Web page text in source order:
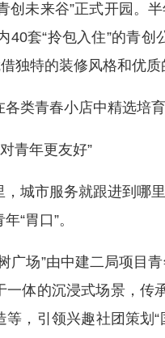
未来谷”正式开园。半
40套“拎包入住”的青
借独特的装修风格和优
青春小店中精选培育
青年更友好”
市服务就跟进到哪里
“胃口”。
场”由中建二局项目青
体的沉浸式场景，传
等，引领兴趣社团策划